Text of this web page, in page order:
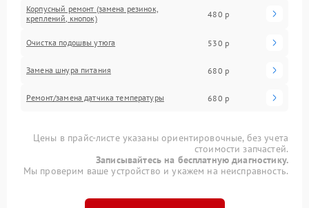
Корпусный ремонт (замена резинок,
креплений, кнопок)
480 р
Очистка подошвы утюга 530 р
Замена шнура питания 680 р
Ремонт/замена датчика температуры 680 р
Цены в прайс-листе указаны ориентировочные, без учета
стоимости запчастей.
Записывайтесь на бесплатную диагностику.
Мы проверим ваше устройство и укажем на неисправность.